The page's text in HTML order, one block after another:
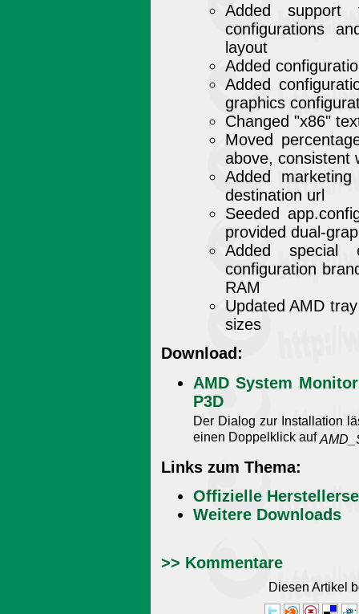
Added support
configurations
layout
Added
Added
graphics
Changed "x86"
Moved
above, consistent
Added
destination url
Seeded
provided dual-
Added special
configuration
RAM
Updated AMD
sizes
Download:
AMD System
P3D
Der Dialog zur Installation
einen Doppelklick auf
Links zum Thema:
Offizielle
Weitere Downloads
>> Kommentare
Diesen Artikel